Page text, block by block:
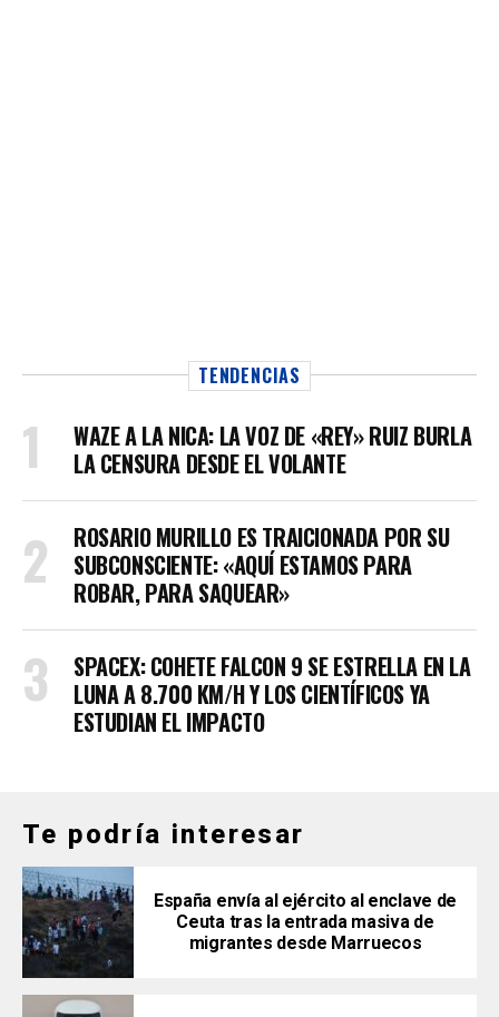
TENDENCIAS
WAZE A LA NICA: LA VOZ DE «REY» RUIZ BURLA
LA CENSURA DESDE EL VOLANTE
ROSARIO MURILLO ES TRAICIONADA POR SU
SUBCONSCIENTE: «AQUÍ ESTAMOS PARA
ROBAR, PARA SAQUEAR»
SPACEX: COHETE FALCON 9 SE ESTRELLA EN LA
LUNA A 8.700 KM/H Y LOS CIENTÍFICOS YA
ESTUDIAN EL IMPACTO
Te podría interesar
España envía al ejército al enclave de
Ceuta tras la entrada masiva de
migrantes desde Marruecos